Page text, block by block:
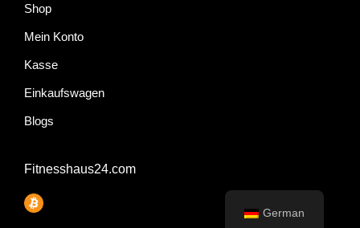
Shop
Mein Konto
Kasse
Einkaufswagen
Blogs
Fitnesshaus24.com
German